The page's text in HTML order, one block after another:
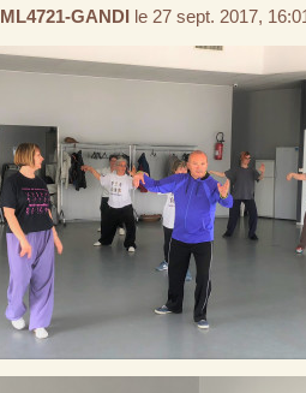
ML4721-GANDI le 27 sept. 2017,